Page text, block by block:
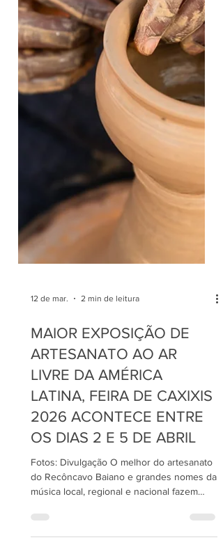
MAIOR EXPOSIÇÃO DE
ARTESANATO AO AR
LIVRE DA AMÉRICA
LATINA, FEIRA DE CAXIXIS
2026 ACONTECE ENTRE
OS DIAS 2 E 5 DE ABRIL
Fotos: Divulgação O melhor do artesanato
do Recôncavo Baiano e grandes nomes da
música local, regional e nacional fazem